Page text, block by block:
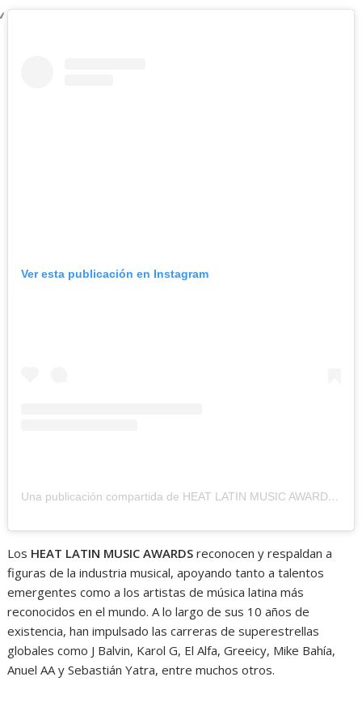
Ver esta publicación en Instagram
Una publicación compartida de HEAT LATIN MUSIC AWARDS (@lospremiosheat)
Los HEAT LATIN MUSIC AWARDS reconocen y respaldan a
figuras de la industria musical, apoyando tanto a talentos
emergentes como a los artistas de música latina más
reconocidos en el mundo. A lo largo de sus 10 años de
existencia, han impulsado las carreras de superestrellas
globales como J Balvin, Karol G, El Alfa, Greeicy, Mike Bahía,
Anuel AA y Sebastián Yatra, entre muchos otros.